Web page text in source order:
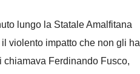
lungo la Statale Amalfitana
violento impatto che non gli ha
chiamava Ferdinando Fusco,